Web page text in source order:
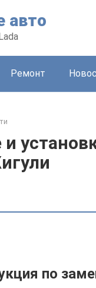
авто
Ремонт
и
по